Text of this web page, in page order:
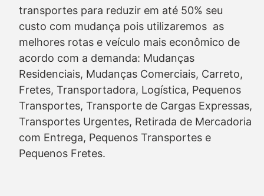
transportes para reduzir em até 50% seu
custo com mudança pois utilizaremos as
melhores rotas e veículo mais econômico de
acordo com a demanda: Mudanças
Residenciais, Mudanças Comerciais, Carreto,
Fretes, Transportadora, Logística, Pequenos
Transportes, Transporte de Cargas Expressas,
Transportes Urgentes, Retirada de Mercadoria
com Entrega, Pequenos Transportes e
Pequenos Fretes.